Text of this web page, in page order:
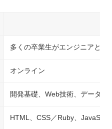
多くの卒業生がエンジニアとし
オンライン
開発基礎、Web技術、データ
HTML、CSS／Ruby、